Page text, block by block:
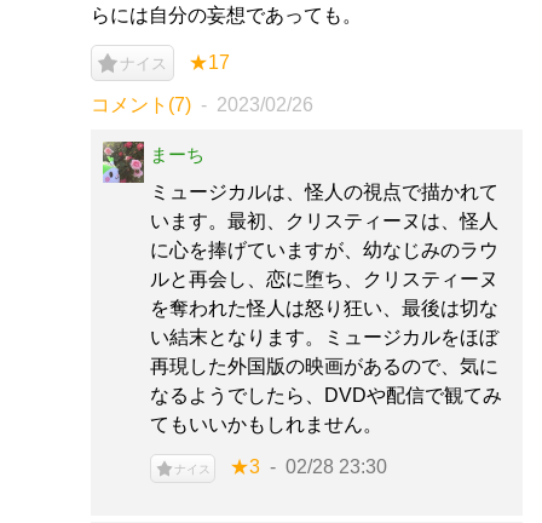
らには自分の妄想であっても。
ナイス ★17
コメント(7) 2023/02/26
まーち
ミュージカルは、怪人の視点で描かれて
います。最初、クリスティーヌは、怪人
に心を捧げていますが、幼なじみのラウ
ルと再会し、恋に堕ち、クリスティーヌ
を奪われた怪人は怒り狂い、最後は切な
い結末となります。ミュージカルをほぼ
再現した外国版の映画があるので、気に
なるようでしたら、DVDや配信で観てみ
てもいいかもしれません。
ナイス ★3 02/28 23:30